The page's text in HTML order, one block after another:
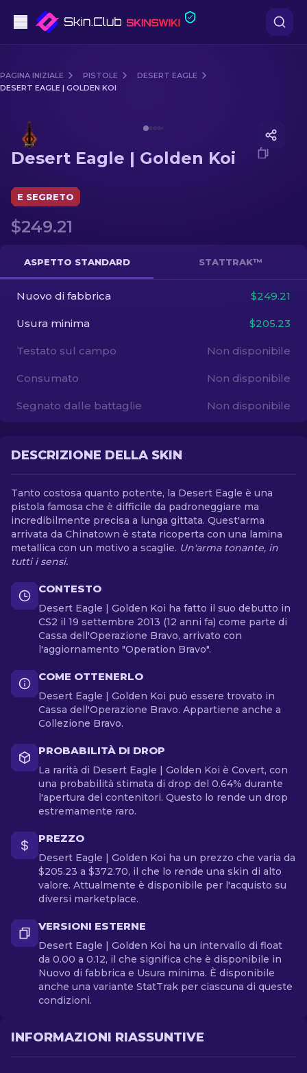
Fascia media
Fucile di precisione
Coltelli
Guanto
Casse
Altro
PAGINA INIZIALE PISTOLE
DESERT EAGLE
DESERT EAGLE | GOLDEN KOI
Desert Eagle | Golden Koi
E SEGRETO
$249.21
ASPETTO STANDARD STATTRAK™
Nuovo di fabbrica $249.21
Usura minima $205.23
Testato sul campo Non disponibile
Consumato Non disponibile
Segnato dalle battaglie Non disponibile
DESCRIZIONE DELLA SKIN
Tanto costosa quanto potente, la Desert Eagle è una
pistola famosa che è difficile da padroneggiare ma
incredibilmente precisa a lunga gittata. Quest'arma
arrivata da Chinatown è stata ricoperta con una lamina
metallica con un motivo a scaglie. Un'arma tonante, in
tutti i sensi.
CONTESTO
Desert Eagle | Golden Koi ha fatto il suo debutto in
CS2 il 19 settembre 2013 (12 anni fa) come parte di
Cassa dell'Operazione Bravo, arrivato con
l'aggiornamento "Operation Bravo".
COME OTTENERLO
Desert Eagle | Golden Koi può essere trovato in
Cassa dell'Operazione Bravo. Appartiene anche a
Collezione Bravo.
PROBABILITÀ DI DROP
La rarità di Desert Eagle | Golden Koi è Covert, con
una probabilità stimata di drop del 0.64% durante
l'apertura dei contenitori. Questo lo rende un drop
estremamente raro.
PREZZO
Desert Eagle | Golden Koi ha un prezzo che varia da
$205.23 a $372.70, il che lo rende una skin di alto
valore. Attualmente è disponibile per l'acquisto su
diversi marketplace.
VERSIONI ESTERNE
Desert Eagle | Golden Koi ha un intervallo di float
da 0.00 a 0.12, il che significa che è disponibile in
Nuovo di fabbrica e Usura minima. È disponibile
anche una variante StatTrak per ciascuna di queste
condizioni.
INFORMAZIONI RIASSUNTIVE